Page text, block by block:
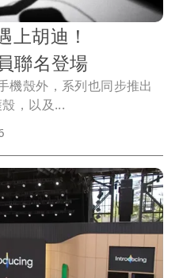
上胡迪！
聯名登場
手機背面。 除了手機殼外，系列也同步推出
，以及...